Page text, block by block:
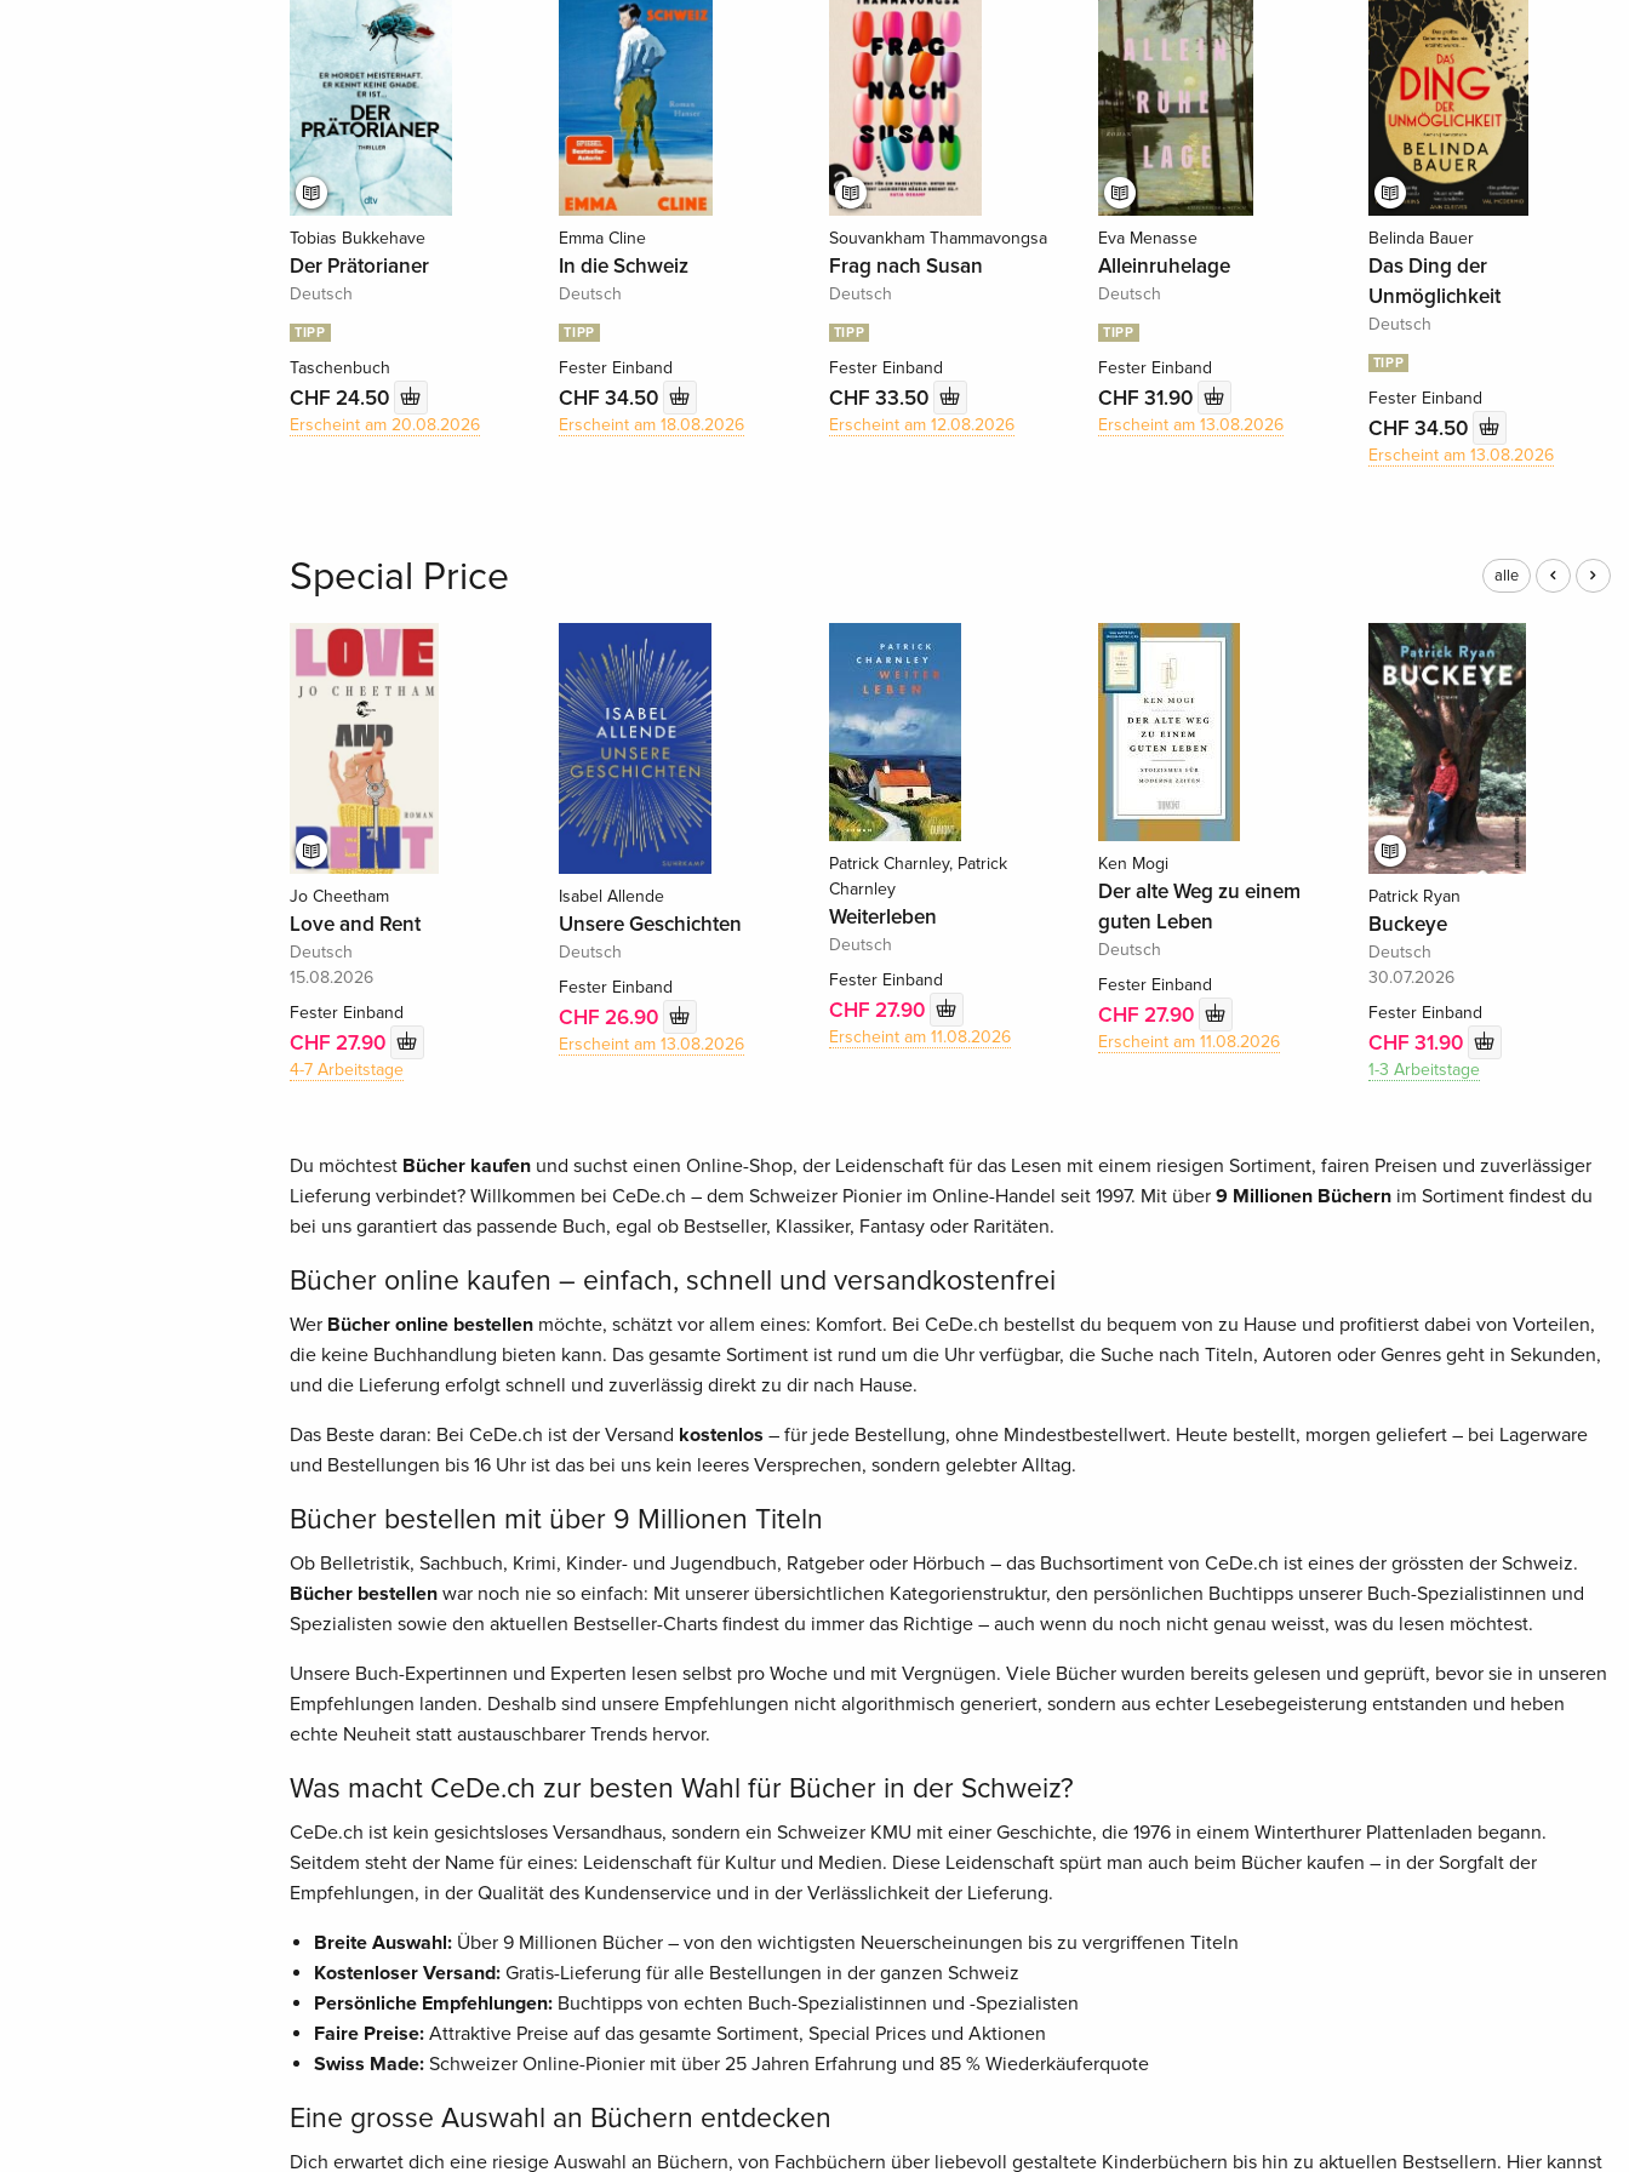
Tobias Bukkehave
Der Prätorianer
Deutsch
TIPP
Taschenbuch
CHF 24.50
Erscheint am 20.08.2026
Emma Cline
In die Schweiz
Deutsch
TIPP
Fester Einband
CHF 34.50
Erscheint am 18.08.2026
Souvankham Thammavongsa
Frag nach Susan
Deutsch
TIPP
Fester Einband
CHF 33.50
Erscheint am 12.08.2026
Eva Menasse
Alleinruhelage
Deutsch
TIPP
Fester Einband
CHF 31.90
Erscheint am 13.08.2026
Belinda Bauer
Das Ding der
Unmöglichkeit
Deutsch
TIPP
Fester Einband
CHF 34.50
Erscheint am 13.08.2026
Special Price alle
Jo Cheetham
Love and Rent
Deutsch
15.08.2026
Fester Einband
CHF 27.90
4-7 Arbeitstage
Isabel Allende
Unsere Geschichten
Deutsch
Fester Einband
CHF 26.90
Erscheint am 13.08.2026
Patrick Charnley, Patrick
Charnley
Weiterleben
Deutsch
Fester Einband
CHF 27.90
Erscheint am 11.08.2026
Ken Mogi
Der alte Weg zu einem
guten Leben
Deutsch
Fester Einband
CHF 27.90
Erscheint am 11.08.2026
Patrick Ryan
Buckeye
Deutsch
30.07.2026
Fester Einband
CHF 31.90
1-3 Arbeitstage
Du möchtest Bücher kaufenund suchst einen Online-Shop, der Leidenschaft für das Lesen mit einem riesigen Sortiment, fairen Preisen und zuverlässiger
Lieferung verbindet? Willkommen bei CeDe.ch – dem Schweizer Pionier im Online-Handel seit 1997. Mit über 9 Millionen Büchernim Sortiment findest du
bei uns garantiert das passende Buch, egal ob Bestseller, Klassiker, Fantasy oder Raritäten.
Bücher online kaufen – einfach, schnell und versandkostenfrei
Wer Bücher online bestellenmöchte, schätzt vor allem eines: Komfort. Bei CeDe.ch bestellst du bequem von zu Hause und profitierst dabei von Vorteilen,
die keine Buchhandlung bieten kann. Das gesamte Sortiment ist rund um die Uhr verfügbar, die Suche nach Titeln, Autoren oder Genres geht in Sekunden,
und die Lieferung erfolgt schnell und zuverlässig direkt zu dir nach Hause.
Das Beste daran: Bei CeDe.ch ist der Versand kostenlos – für jede Bestellung, ohne Mindestbestellwert. Heute bestellt, morgen geliefert – bei Lagerware
und Bestellungen bis 16 Uhr ist das bei uns kein leeres Versprechen, sondern gelebter Alltag.
Bücher bestellen mit über 9 Millionen Titeln
Ob Belletristik, Sachbuch, Krimi, Kinder- und Jugendbuch, Ratgeber oder Hörbuch – das Buchsortiment von CeDe.ch ist eines der grössten der Schweiz.
Bücher bestellenwar noch nie so einfach: Mit unserer übersichtlichen Kategorienstruktur, den persönlichen Buchtipps unserer Buch-Spezialistinnen und
Spezialisten sowie den aktuellen Bestseller-Charts findest du immer das Richtige – auch wenn du noch nicht genau weisst, was du lesen möchtest.
Unsere Buch-Expertinnen und Experten lesen selbst pro Woche und mit Vergnügen. Viele Bücher wurden bereits gelesen und geprüft, bevor sie in unseren
Empfehlungen landen. Deshalb sind unsere Empfehlungen nicht algorithmisch generiert, sondern aus echter Lesebegeisterung entstanden und heben
echte Neuheit statt austauschbarer Trends hervor.
Was macht CeDe.ch zur besten Wahl für Bücher in der Schweiz?
CeDe.ch ist kein gesichtsloses Versandhaus, sondern ein Schweizer KMU mit einer Geschichte, die 1976 in einem Winterthurer Plattenladen begann.
Seitdem steht der Name für eines: Leidenschaft für Kultur und Medien. Diese Leidenschaft spürt man auch beim Bücher kaufen – in der Sorgfalt der
Empfehlungen, in der Qualität des Kundenservice und in der Verlässlichkeit der Lieferung.
Breite Auswahl:Über 9 Millionen Bücher – von den wichtigsten Neuerscheinungen bis zu vergriffenen Titeln
Kostenloser Versand:Gratis-Lieferung für alle Bestellungen in der ganzen Schweiz
Persönliche Empfehlungen:Buchtipps von echten Buch-Spezialistinnen und -Spezialisten
Faire Preise:Attraktive Preise auf das gesamte Sortiment, Special Prices und Aktionen
Swiss Made:Schweizer Online-Pionier mit über 25 Jahren Erfahrung und 85 % Wiederkäuferquote
Eine grosse Auswahl an Büchern entdecken
Dich erwartet dich eine riesige Auswahl an Büchern, von Fachbüchern über liebevoll gestaltete Kinderbüchern bis hin zu aktuellen Bestsellern. Hier kannst